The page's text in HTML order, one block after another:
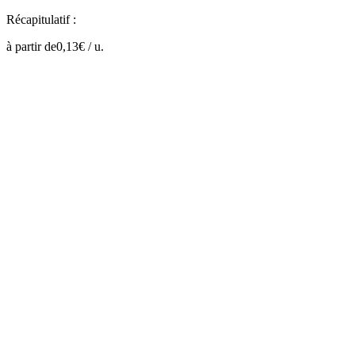
Récapitulatif :
à partir de0,13€ /u.